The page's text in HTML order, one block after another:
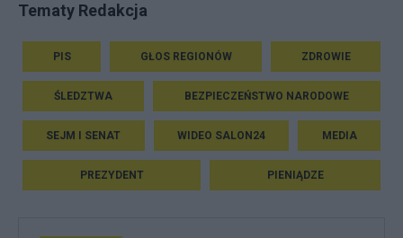
Tematy Redakcja
PIS GŁOS REGIONÓW ZDROWIE
ŚLEDZTWA BEZPIECZEŃSTWO NARODOWE
SEJM I SENAT WIDEO SALON24 MEDIA
PREZYDENT PIENIĄDZE